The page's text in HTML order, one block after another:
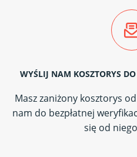
WYŚLIJ NAM KOSZTORYS
Masz zaniżony kosztorys
nam do bezpłatnej
się od